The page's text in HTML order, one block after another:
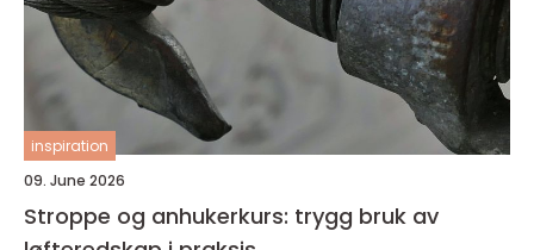
inspiration
09. June 2026
Stroppe og anhukerkurs: trygg bruk av